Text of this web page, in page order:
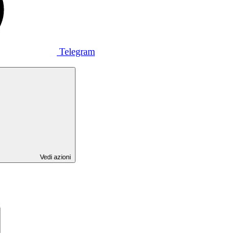
Telegram
Vedi azioni